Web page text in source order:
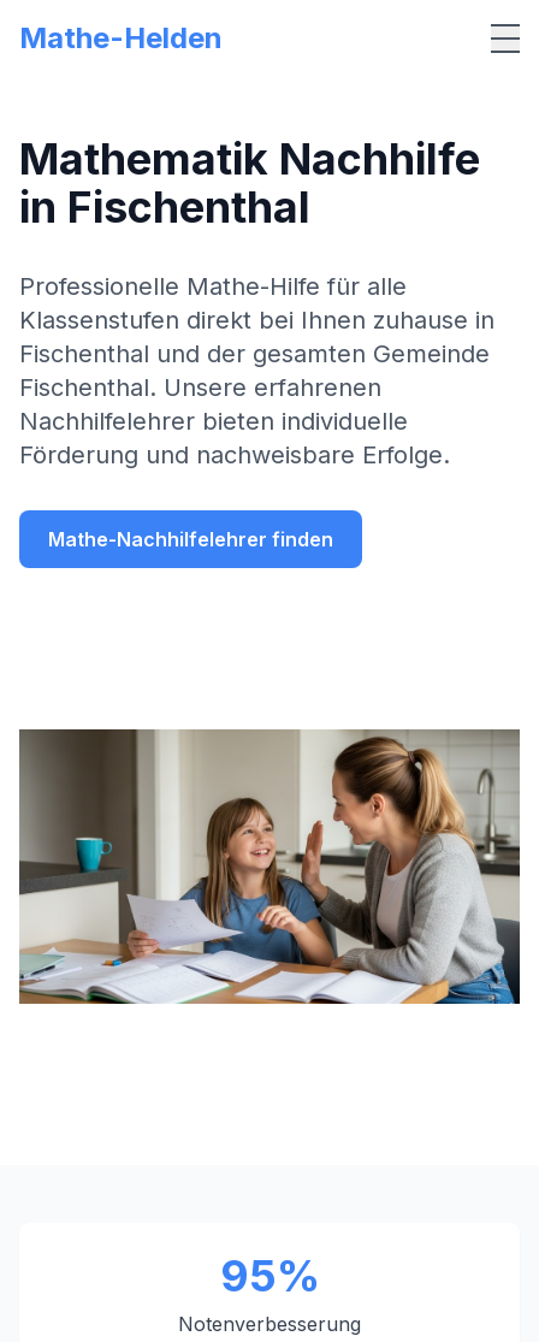
Mathe-Helden
Mathematik Nachhilfe
in Fischenthal
Professionelle Mathe-Hilfe für alle
Klassenstufen direkt bei Ihnen zuhause in
Fischenthal und der gesamten Gemeinde
Fischenthal. Unsere erfahrenen
Nachhilfelehrer bieten individuelle
Förderung und nachweisbare Erfolge.
Mathe-Nachhilfelehrer finden
95%
Notenverbesserung